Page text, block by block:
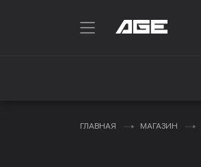
ГЛАВНАЯ МАГАЗИН